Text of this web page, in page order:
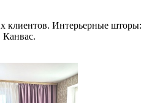
клиентов. Интерьерные шторы: